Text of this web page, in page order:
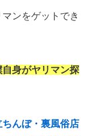
ンをゲットでき
自身がヤリマン探
んぼ・裏風俗店